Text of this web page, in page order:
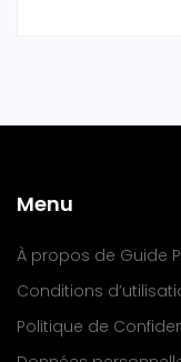
Menu
À propos de Guide
Conditions
Politique de